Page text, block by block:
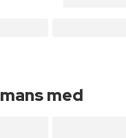
med